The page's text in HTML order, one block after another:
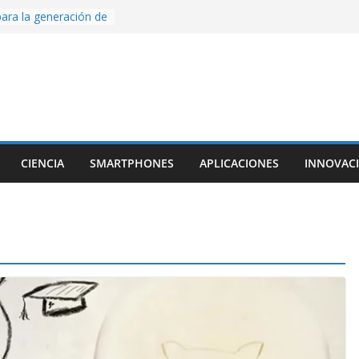
la generación de
con Inteligencia
una app
una
CIENCIA SMARTPHONES APLICACIONES